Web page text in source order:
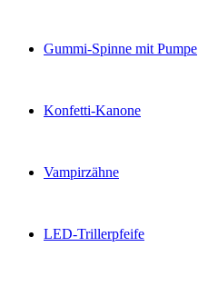
Gummi-Spinne mit Pumpe
Konfetti-Kanone
Vampirzähne
LED-Trillerpfeife